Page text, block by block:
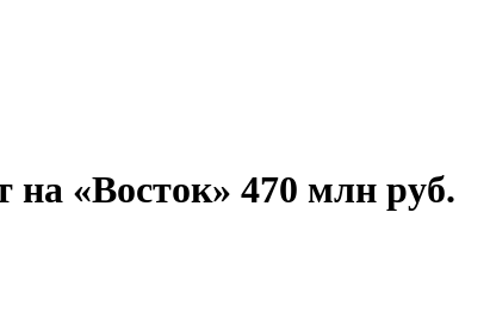
на «Восток» 470 млн руб.